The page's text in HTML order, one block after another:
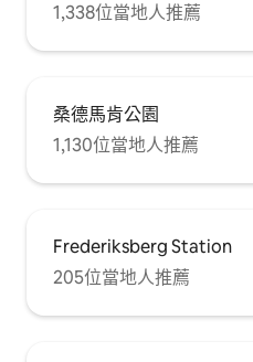
1,338位當地人推薦
桑德馬肯公園
1,130位當地人推薦
Frederiksberg Station
205位當地人推薦